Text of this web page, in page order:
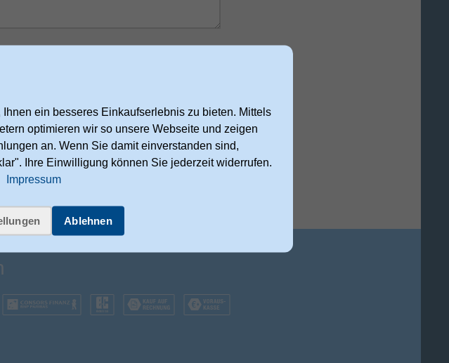
jederzeit per E-Mail an
ein besseres Einkaufserlebnis zu bieten. Mittels
optimieren wir so unsere Webseite und zeigen
an. Wenn Sie damit einverstanden sind,
Ihre Einwilligung können Sie jederzeit widerrufen.
Impressum
Ablehnen